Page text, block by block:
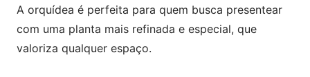
A orquídea é perfeita para quem busca presentear
com uma planta mais refinada e especial, que
valoriza qualquer espaço.